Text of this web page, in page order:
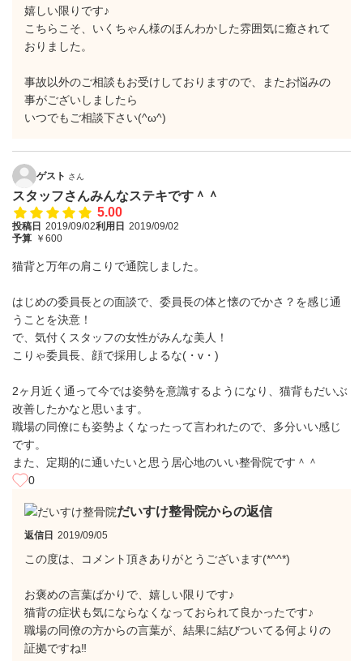
嬉しい限りです♪
こちらこそ、いくちゃん様のほんわかした雰囲気に癒されて
おりました。
事故以外のご相談もお受けしておりますので、またお悩みの
事がございしましたら
いつでもご相談下さい(^ω^)
ゲスト さん
スタッフさんみんなステキです＾＾
5.00
投稿日 2019/09/02利用日 2019/09/02
予算 ￥600
猫背と万年の肩こりで通院しました。
はじめの委員長との面談で、委員長の体と懐のでかさ？を感じ通
うことを決意！
で、気付くスタッフの女性がみんな美人！
こりゃ委員長、顔で採用しよるな(・v・)
2ヶ月近く通って今では姿勢を意識するようになり、猫背もだいぶ
改善したかなと思います。
職場の同僚にも姿勢よくなったって言われたので、多分いい感じ
です。
また、定期的に通いたいと思う居心地のいい整骨院です＾＾
0
だいすけ整骨院からの返信
返信日 2019/09/05
この度は、コメント頂きありがとうございます(*^^*)
お褒めの言葉ばかりで、嬉しい限りです♪
猫背の症状も気にならなくなっておられて良かったです♪
職場の同僚の方からの言葉が、結果に結びついてる何よりの
証拠ですね‼